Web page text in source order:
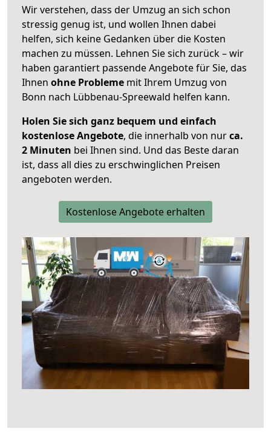
Wir verstehen, dass der Umzug an sich schon
stressig genug ist, und wollen Ihnen dabei
helfen, sich keine Gedanken über die Kosten
machen zu müssen. Lehnen Sie sich zurück – wir
haben garantiert passende Angebote für Sie, das
Ihnen ohne Probleme mit Ihrem Umzug von
Bonn nach Lübbenau-Spreewald helfen kann.
Holen Sie sich ganz bequem und einfach
kostenlose Angebote, die innerhalb von nurca.
2 Minuten bei Ihnen sind. Und das Beste daran
ist, dass all dies zu erschwinglichen Preisen
angeboten werden.
Kostenlose Angebote erhalten